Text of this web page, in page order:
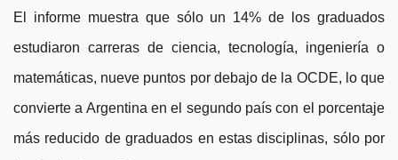
El informe muestra que sólo un 14% de los graduados
estudiaron carreras de ciencia, tecnología, ingeniería o
matemáticas, nueve puntos por debajo de la OCDE, lo que
convierte a Argentina en el segundo país con el porcentaje
más reducido de graduados en estas disciplinas, sólo por